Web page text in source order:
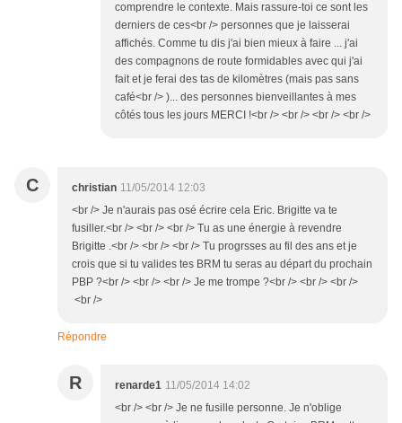
comprendre le contexte. Mais rassure-toi ce sont les
derniers de ces<br /> personnes que je laisserai
affichés. Comme tu dis j'ai bien mieux à faire ... j'ai
des compagnons de route formidables avec qui j'ai
fait et je ferai des tas de kilomètres (mais pas sans
café<br /> )... des personnes bienveillantes à mes
côtés tous les jours MERCI !<br /> <br /> <br /> <br />
C christian 11/05/2014 12:03
<br /> Je n'aurais pas osé écrire cela Eric. Brigitte va te
fusiller.<br /> <br /> <br /> Tu as une énergie à revendre
Brigitte .<br /> <br /> <br /> Tu progrsses au fil des ans et je
crois que si tu valides tes BRM tu seras au départ du prochain
PBP ?<br /> <br /> <br /> Je me trompe ?<br /> <br /> <br />
<br />
Répondre
R renarde1 11/05/2014 14:02
<br /> <br /> Je ne fusille personne. Je n'oblige